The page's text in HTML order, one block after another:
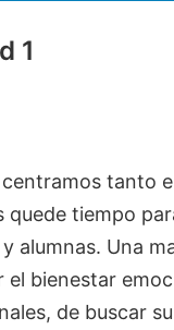
1
centramos tanto
quede tiempo
alumnas. Una
bienestar
de buscar su